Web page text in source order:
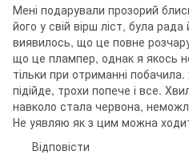
Мені подарували прозорий
його у свій вірш ліст, була
виявилось, що це повне
що це плампер, однак я якось
тільки при отриманні
підійде, трохи попече і все.
навколо стала червона,
Не уявляю як з цим можна
Відповісти